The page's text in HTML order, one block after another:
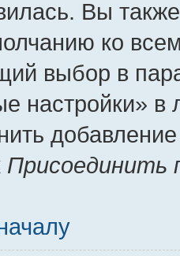
Вы
ко
выбор в
настройки»
Присоединить